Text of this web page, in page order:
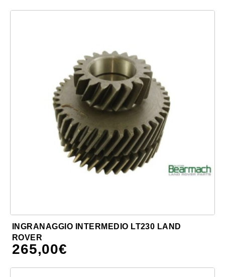
INGRANAGGIO INTERMEDIO LT230 LAND
ROVER
265,00€